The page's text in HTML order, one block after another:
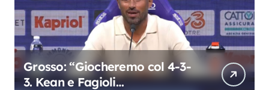
Grosso: “Giocheremo col 4-3-
3. Kean e Fagioli